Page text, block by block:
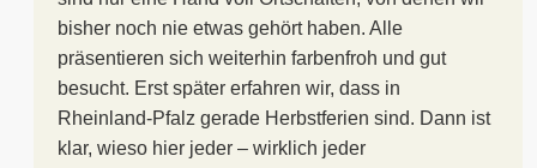
bisher noch nie etwas gehört haben. Alle
präsentieren sich weiterhin farbenfroh und gut
besucht. Erst später erfahren wir, dass in
Rheinland-Pfalz gerade Herbstferien sind. Dann ist
klar, wieso hier jeder – wirklich jeder